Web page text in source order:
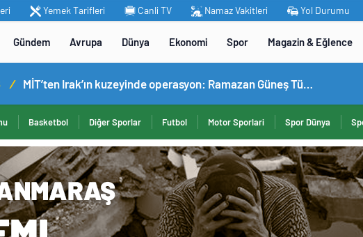
Yemek Tarifleri Canli TV Namaz Vakitleri Yol Durumu
Gündem Avrupa Dünya Ekonomi Spor Magazin & Eğlence
/ MİT’ten Irak’ın kuzeyinde operasyon: Ramazan Güneş Türkiye’ye getirildi
Basketbol Diğer Sporlar Futbol Motor Sporlari Spor Dünya